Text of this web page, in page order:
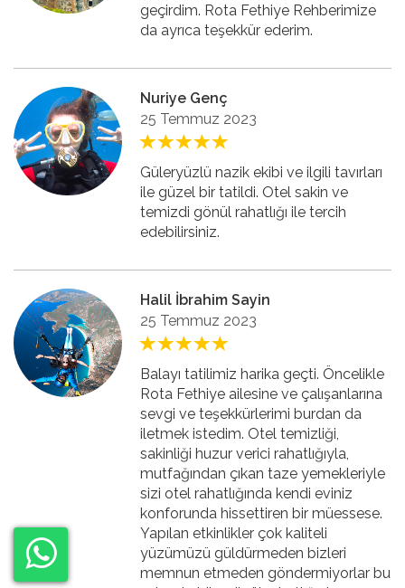
geçirdim. Rota Fethiye Rehberimize
da ayrıca teşekkür ederim.
Nuriye Genç
25 Temmuz 2023
Güleryüzlü nazik ekibi ve ilgili tavırları
ile güzel bir tatildi. Otel sakin ve
temizdi gönül rahatlığı ile tercih
edebilirsiniz.
Halil İbrahim Sayin
25 Temmuz 2023
Balayı tatilimiz harika geçti. Öncelikle
Rota Fethiye ailesine ve çalışanlarına
sevgi ve teşekkürlerimi burdan da
iletmek istedim. Otel temizliği,
sakinliği huzur verici rahatlığıyla,
mutfağından çıkan taze yemekleriyle
sizi otel rahatlığında kendi eviniz
konforunda hissettiren bir müessese.
Yapılan etkinlikler çok kaliteli
yüzümüzü güldürmeden bizleri
memnun etmeden göndermiyorlar bu